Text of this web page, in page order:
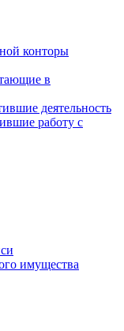
конторы
в
деятельность
работу с
имущества